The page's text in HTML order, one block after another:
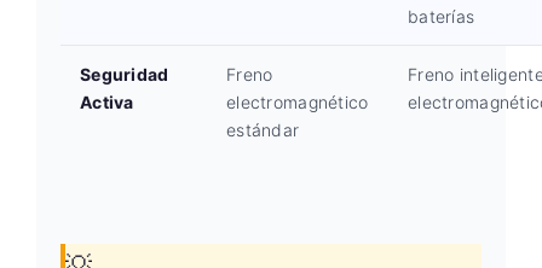
baterías
Seguridad
Activa
Freno
electromagnético
estándar
Freno